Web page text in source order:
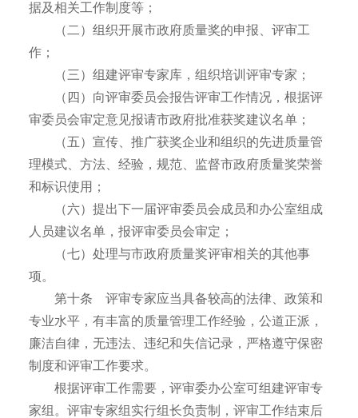
据及相关工作制度等；
（二）组织开展市政府质量奖的申报、评审工
作；
（三）组建评审专家库，组织培训评审专家；
（四）向评审委员会报告评审工作情况，根据评
审委员会审定意见报请市政府批准获奖建议名单；
（五）宣传、推广获奖企业和组织的先进质量管
理模式、方法、经验，规范、监督市政府质量奖荣誉
和标识使用；
（六）提出下一届评审委员会成员和办公室组成
人员建议名单，报评审委员会审定；
（七）处理与市政府质量奖评审相关的其他事
项。
第十条 评审专家应当具备较高的法律、政策和
专业水平，有丰富的质量管理工作经验，公道正派，
廉洁自律，无违法、违纪和失信记录，严格遵守保密
制度和评审工作要求。
根据评审工作需要，评审委办公室可组建评审专
家组。评审专家组实行组长负责制，评审工作结束后